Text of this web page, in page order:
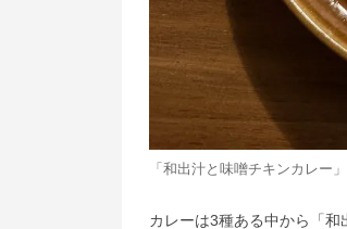
「和出汁と味噌チキンカレー
カレーは3種ある中から「